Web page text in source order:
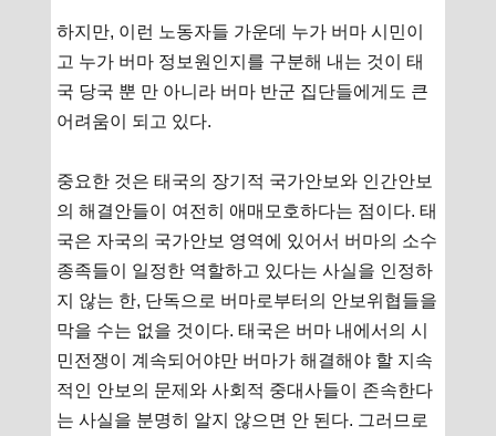
하지만, 이런 노동자들 가운데 누가 버마 시민이
고 누가 버마 정보원인지를 구분해 내는 것이 태
국 당국 뿐 만 아니라 버마 반군 집단들에게도 큰
어려움이 되고 있다.
중요한 것은 태국의 장기적 국가안보와 인간안보
의 해결안들이 여전히 애매모호하다는 점이다. 태
국은 자국의 국가안보 영역에 있어서 버마의 소수
종족들이 일정한 역할하고 있다는 사실을 인정하
지 않는 한, 단독으로 버마로부터의 안보위협들을
막을 수는 없을 것이다. 태국은 버마 내에서의 시
민전쟁이 계속되어야만 버마가 해결해야 할 지속
적인 안보의 문제와 사회적 중대사들이 존속한다
는 사실을 분명히 알지 않으면 안 된다. 그러므로